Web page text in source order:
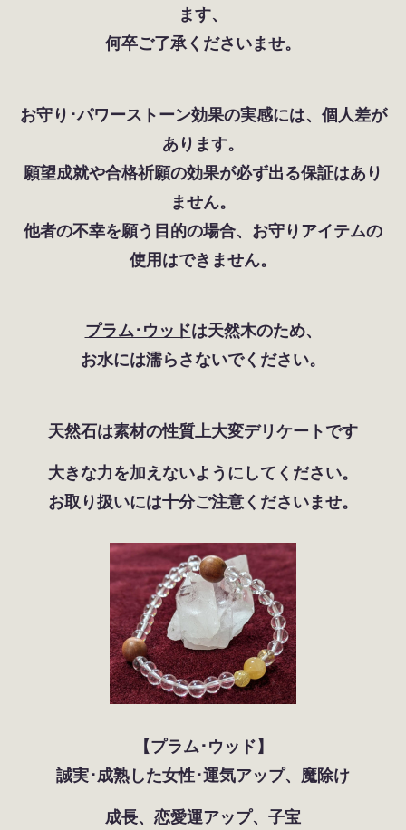
ます、
何卒ご了承くださいませ。
お守り･パワーストーン効果の実感には、個人差が
あります。
願望成就や合格祈願の効果が必ず出る保証はあり
ません。
他者の不幸を願う目的の場合、お守りアイテムの
使用はできません。
プラム･ウッドは天然木のため、
お水には濡らさないでください。
天然石は素材の性質上大変デリケートです
大きな力を加えないようにしてください。
お取り扱いには十分ご注意くださいませ。
【プラム･ウッド】
誠実･成熟した女性･運気アップ、魔除け
成長、恋愛運アップ、子宝